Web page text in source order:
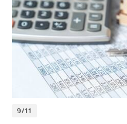
9/11